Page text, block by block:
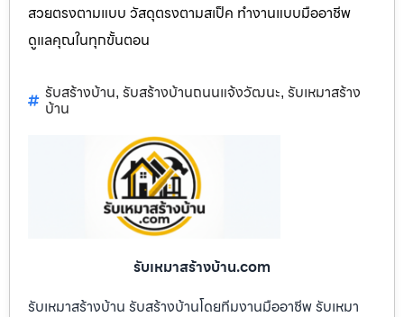
สวยตรงตามแบบ วัสดุตรงตามสเป็ค ทำงานแบบมืออาชีพ
ดูแลคุณในทุกขั้นตอน
รับสร้างบ้าน, รับสร้างบ้านถนนแจ้งวัฒนะ, รับเหมาสร้าง
บ้าน
รับเหมาสร้างบ้าน.com
รับเหมาสร้างบ้าน รับสร้างบ้านโดยทีมงานมืออาชีพ รับเหมา